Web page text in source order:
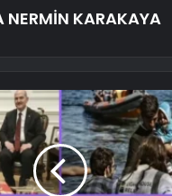
NERMİN KARAKAYA